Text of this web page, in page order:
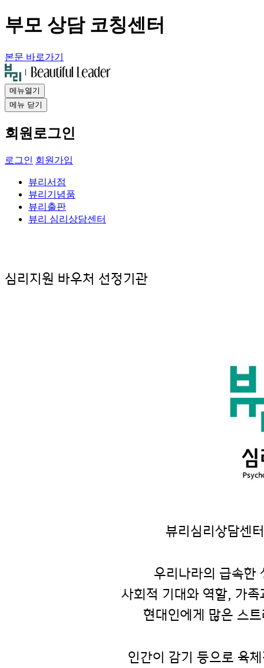
부모 상담 코칭센터
본문 바로가기
메뉴열기
메뉴 닫기
회원로그인
로그인 회원가입
뷰리서점
뷰리기념품
뷰리출판
뷰리 심리상담센터
심리지원 바우처 선정기관
뷰리심리상담센
우리나라의 급속한
사회적 기대와 역할, 가
현대인에게 많은 스
인간이 감기 등으로 육